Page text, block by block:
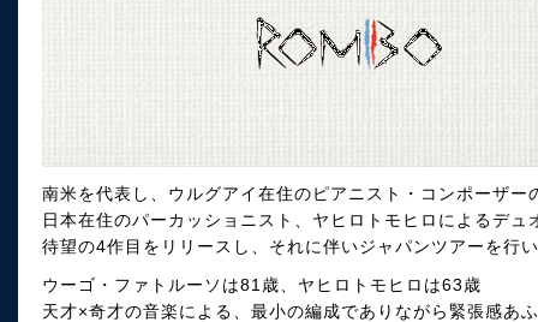
南米を代表し、ウルグアイ在住のピアニスト・コンポーザー
日本在住のパーカッショニスト、ヤヒロトモヒロによるデ
待望の4作目をリリースし、それに伴いジャパンツアーを行
ウーゴ・ファトルーソは81歳、ヤヒロトモヒロは63歳
天才×奇才の音楽による、最小の編成でありながら緊張感あ